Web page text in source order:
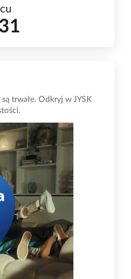
trwałe. Odkryj w JYSK